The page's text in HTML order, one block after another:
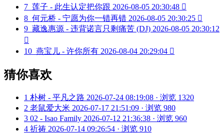
7 莲子 - 此生认定把你跟 2026-08-05 20:30:48 
8 何元桥 - 宁愿为你一错再错 2026-08-05 20:30:25 
9 藏逸惠源 - 违背诺言只剩痛苦 (DJ) 2026-08-05 20:30:12

10 燕宝儿 - 许你所有 2026-08-04 20:29:04 
猜你喜欢
1 朴树 - 平凡之路 2026-07-24 08:19:08 · 浏览 1320
2 老鼠爱大米 2026-07-17 21:51:09 · 浏览 980
3 02 - Isao Family 2026-07-12 21:36:38 · 浏览 960
4 祈祷 2026-07-14 09:26:54 · 浏览 910